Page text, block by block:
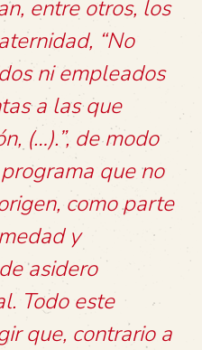
entre otros, los
“No
ni empleados
a las que
, (…).”, de modo
que no
como parte
y
asidero
Todo este
que, contrario a